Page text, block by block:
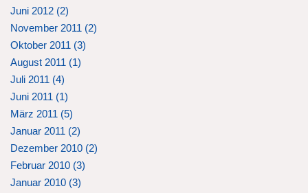
Juni 2012 (2)
November 2011 (2)
Oktober 2011 (3)
August 2011 (1)
Juli 2011 (4)
Juni 2011 (1)
März 2011 (5)
Januar 2011 (2)
Dezember 2010 (2)
Februar 2010 (3)
Januar 2010 (3)